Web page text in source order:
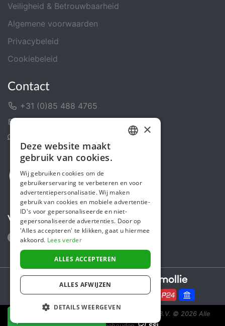
Veiligheid & Betrouwbaarheid
Algemene voorwaarden
Privacybeleid
Cookiebeleid
Contact
+31 (0)85 488 4765
Volg ons
Secure payments powered by
Steunactie is een initiatief van Sponsor Europe B.V. © 2026 Alle
ENGLISH
×
Deze website maakt
gebruik van cookies.
Wij gebruiken cookies om de
gebruikerservaring te verbeteren en voor
advertentiepersonalisatie. Wij maken
gebruik van cookies en mobiele advertentie-
ID's voor gepersonaliseerde en niet-
gepersonaliseerde advertenties. Door op
'Alles accepteren' te klikken, gaat u hiermee
akkoord. Lees verder
ALLES ACCEPTEREN
ALLES AFWIJZEN
DETAILS WEERGEVEN